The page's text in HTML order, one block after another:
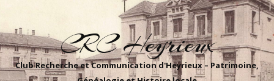
CRC Heyrieux
Club Recherche et Communication d'Heyrieux – Patrimoine,